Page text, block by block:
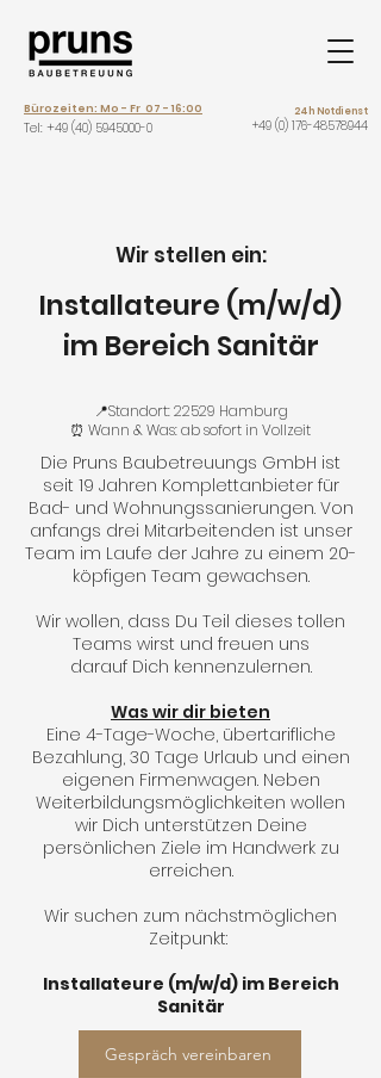
Bürozeiten: Mo - Fr 07 - 16:00
Tel: +49 (40) 5945000-0
24h Notdienst
+49 (0) 176-48578944
Wir stellen ein:
Installateure (m/w/d)
im Bereich Sanitär
📍Standort: 22529 Hamburg
⏰ Wann & Was: ab sofort in Vollzeit
Die Pruns Baubetreuungs GmbH ist
seit 19 Jahren Komplettanbieter für
Bad- und Wohnungssanierungen. Von
anfangs drei Mitarbeitenden ist unser
Team im Laufe der Jahre zu einem 20-
köpfigen Team gewachsen.
Wir wollen, dass Du Teil dieses tollen
Teams wirst und freuen uns
darauf Dich kennenzulernen.
Was wir dir bieten
Eine 4-Tage-Woche, übertarifliche
Bezahlung, 30 Tage Urlaub und einen
eigenen Firmenwagen. Neben
Weiterbildungsmöglichkeiten wollen
wir Dich unterstützen Deine
persönlichen Ziele im Handwerk zu
erreichen.
Wir suchen zum nächstmöglichen
Zeitpunkt:
Installateure (m/w/d) im Bereich
Sanitär
Gespräch vereinbaren